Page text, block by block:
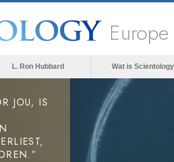
Europe
L. Ron Hubbard Wat is
JOU, IS